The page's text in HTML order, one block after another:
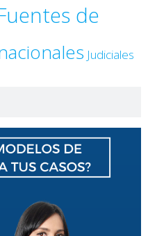
de
Judiciales